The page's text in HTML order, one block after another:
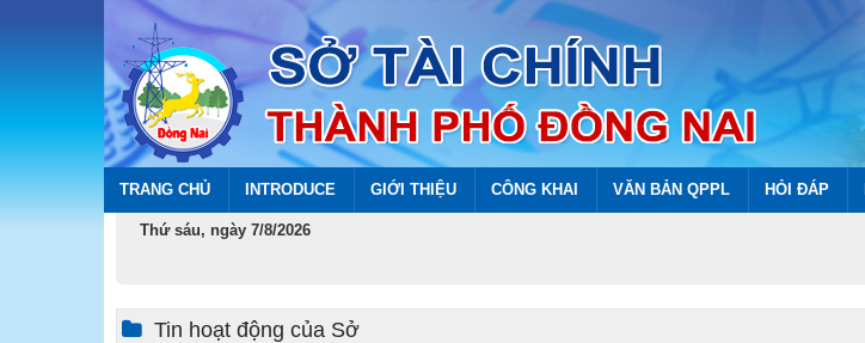
TRANG CHỦ INTRODUCE GIỚI THIỆU CÔNG KHAI VĂN BẢN QPPL HỎI ĐÁP
Thứ sáu, ngày 7/8/2026
Tin hoạt động của Sở